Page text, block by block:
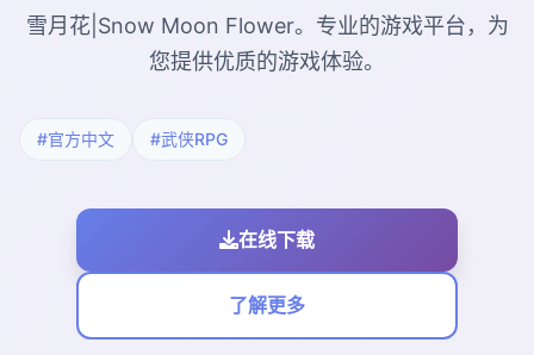
雪月花|Snow Moon Flower。专业的游戏平台，为
您提供优质的游戏体验。
#官方中文 #武侠RPG
在线下载
了解更多